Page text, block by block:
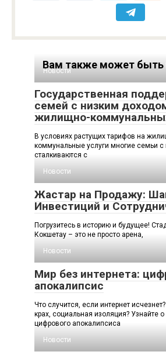
Вам также может быть
Новости
Государственная
семей с низким
жилищно-
В условиях растущих тарифов на
коммунальные услуги многие семьи
сталкиваются с
Новости
Жастар на Продажу:
Инвестиций и
Погрузитесь в историю и будущее!
Кокшетау – это не просто арена,
Новости
Мир без интернета:
апокалипсис
Что случится, если интернет
крах, социальная изоляция? Узнайте
цифрового апокалипсиса
Новости